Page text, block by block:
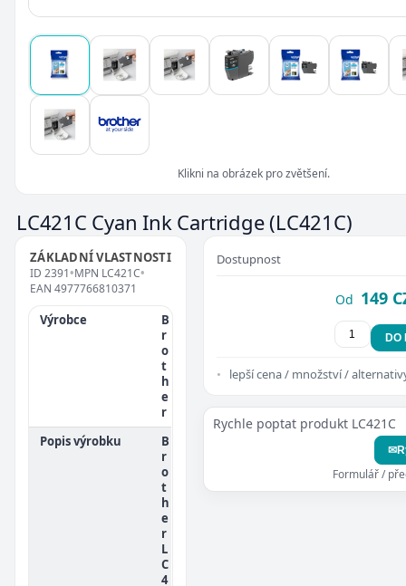
Klikni na obrázek pro zvětšení.
LC421C Cyan Ink Cartridge(LC421C)
ZÁKLADNÍ VLASTNOSTI
ID 2391•MPN LC421C•
EAN 4977766810371
Výrobce
B
r
o
t
h
e
r
Popis výrobku
B
r
o
t
h
e
r
L
C
4
Dostupnost
Od 149
DO
lepší cena / množství /
Rychle poptat produkt LC421C
✉
Formulář /